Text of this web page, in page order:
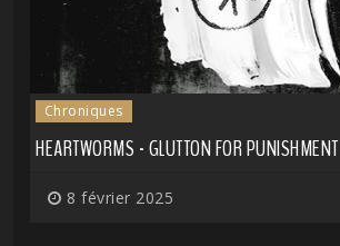
Chroniques
HEARTWORMS - GLUTTON FOR PUNISHMENT
8 février 2025